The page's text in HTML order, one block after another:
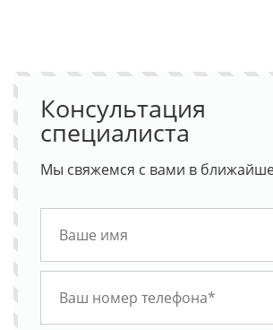
Консультация
специалиста
Мы свяжемся с вами в